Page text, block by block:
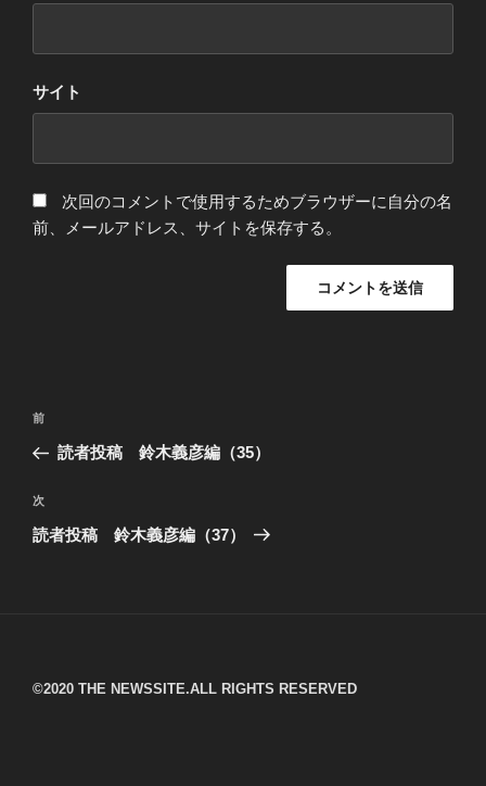
サイト
次回のコメントで使用するためブラウザーに自分の名
前、メールアドレス、サイトを保存する。
投
ナ
ビ
ゲ
過
去
投
稿
前
読者投稿 鈴木義彦編（35）
次
の
次
読者投稿 鈴木義彦編（37）
©︎2020 THE NEWSSITE.ALL RIGHTS RESERVED